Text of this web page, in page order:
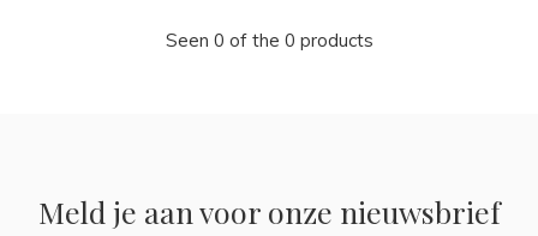
Seen 0 of the 0 products
Meld je aan voor onze nieuwsbrief